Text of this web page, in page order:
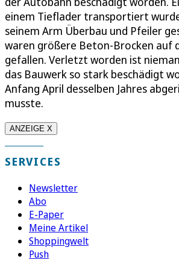
einem Tieflader transportiert
seinem Arm Überbau und Pfeiler
waren größere Beton-Brocken auf
gefallen. Verletzt worden ist
das Bauwerk so stark beschädigt
Anfang April desselben Jahres
musste.
ANZEIGE X
SERVICES
Newsletter
Abo
E-Paper
Meine Artikel
Shoppingwelt
Push